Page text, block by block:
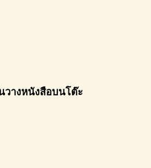
วางหนังสือบนโต๊ะ